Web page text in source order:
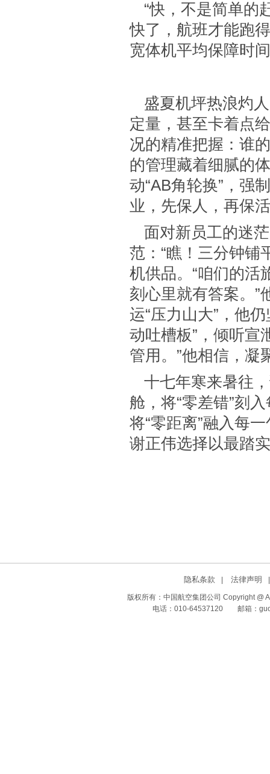
“快，不是简单的
快了，航班才能跑
宽体机平均保障时
盛夏机坪热浪灼
定量，甚至卡着点
况的精准把握：谁
的管理藏着细腻的
动“AB角轮换”，强
业，先保人，再保
面对新员工的迷
范：“瞧！三分钟铺
机供品。“咱们的活
刻心里就有答案。”
运“压力山大”，他
动吐槽板”，倾听宣
管用。”他相信，凝
十七年寒来暑往
舱，将“零差错”刻
将“零距离”融入每
谢正伟选择以最踏